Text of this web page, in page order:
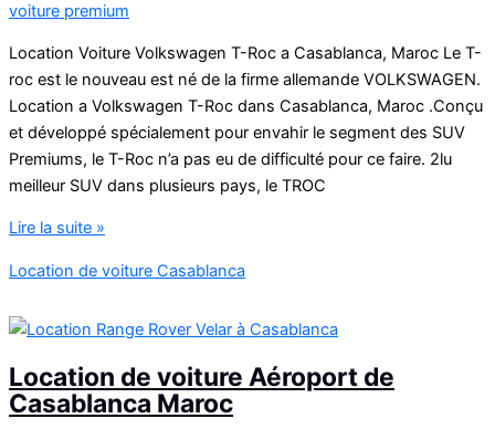
voiture premium
Location Voiture Volkswagen T-Roc a Casablanca, Maroc Le T-
roc est le nouveau est né de la firme allemande VOLKSWAGEN.
Location a Volkswagen T-Roc dans Casablanca, Maroc .Conçu
et développé spécialement pour envahir le segment des SUV
Premiums, le T-Roc n’a pas eu de difficulté pour ce faire. 2lu
meilleur SUV dans plusieurs pays, le TROC
Location
Volkswagen
Roc
Casablanca
Lire la suite »
Location de voiture Casablanca
Location de voiture Aéroport de
Casablanca Maroc